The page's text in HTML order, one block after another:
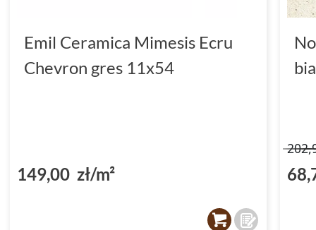
Emil Ceramica Mimesis Ecru
Chevron gres 11x54
149,00 zł/m²